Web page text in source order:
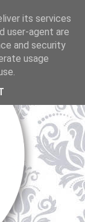
its services
user-agent are
and security
usage